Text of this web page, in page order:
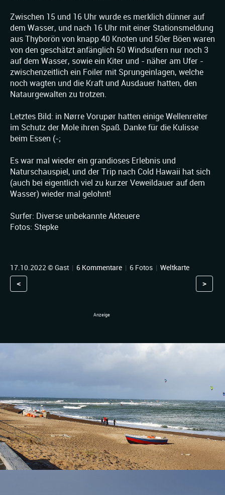
Zwischen 15 und 16 Uhr wurde es merklich dünner auf
dem Wasser, und nach 16 Uhr mit einer Stationsmeldung
aus Thyborön von knapp 40 Knoten und 50er Böen waren
von den geschätzt anfänglich 50 Windsufern nur noch 3
auf dem Wasser, sowie ein Kiter und - näher am Ufer -
zwischenzeitlich ein Foiler mit Sprungeinlagen, welche
noch wagten und die Kraft und Ausdauer hatten, den
Nataurgewalten zu trotzen.
Letztes Bild: in Nørre Vorupør hatten einige Wellenreiter
im Schutz der Mole ihren Spaß. Danke für die Kulisse
beim Essen (-;
Es war mal wieder ein grandioses Erlebnis und
Naturschauspiel, und der Trip nach Cold Hawaii hat sich
(auch bei eigentlich viel zu kurzer Veweildauer auf dem
Wasser) wieder mal gelohnt!
Surfer: Diverse unbekannte Akteuere
Fotos: Stepke
17.10.2022 © Gast | 6 Kommentare | 6 Fotos | Weltkarte
< >